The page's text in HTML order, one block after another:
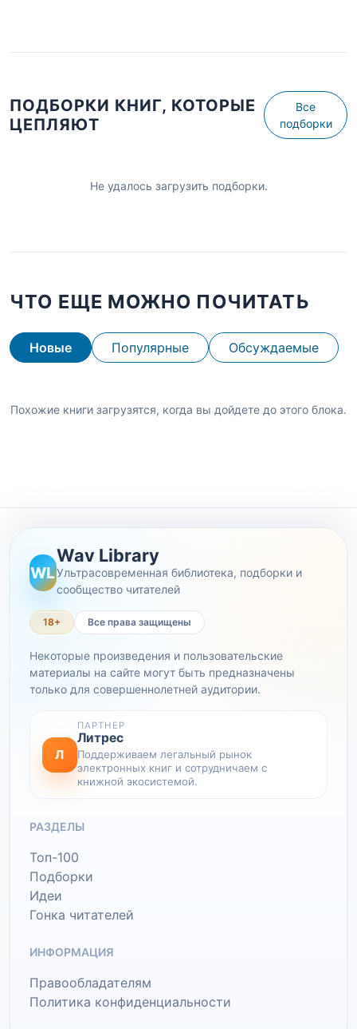
ПОДБОРКИ КНИГ, КОТОРЫЕ
ЦЕПЛЯЮТ
Все
подборки
Не удалось загрузить подборки.
ЧТО ЕЩЕ МОЖНО ПОЧИТАТЬ
Новые Популярные Обсуждаемые
Похожие книги загрузятся, когда вы дойдете до этого блока.
WL
Wav Library
Ультрасовременная библиотека, подборки и
сообщество читателей
18+ Все права защищены
Некоторые произведения и пользовательские
материалы на сайте могут быть предназначены
только для совершеннолетней аудитории.
Л
ПАРТНЕР
Литрес
Поддерживаем легальный рынок
электронных книг и сотрудничаем с
книжной экосистемой.
РАЗДЕЛЫ
Топ-100
Подборки
Идеи
Гонка читателей
ИНФОРМАЦИЯ
Правообладателям
Политика конфиденциальности